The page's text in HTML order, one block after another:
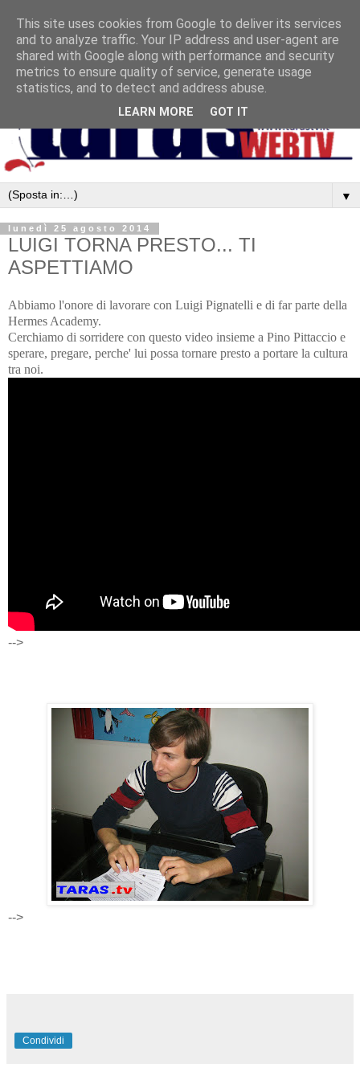
▼
lunedì 25 agosto 2014
LUIGI TORNA PRESTO... TI
ASPETTIAMO
Abbiamo l'onore di lavorare con Luigi Pignatelli e di far parte della
Hermes Academy.
Cerchiamo di sorridere con questo video insieme a Pino Pittaccio e
sperare, pregare, perche' lui possa tornare presto a portare la cultura
tra noi.
-->
-->
Condividi
This site uses cookies from Google to deliver its services
and to analyze traffic. Your IP address and user-agent are
shared with Google along with performance and security
metrics to ensure quality of service, generate usage
statistics, and to detect and address abuse.
LEARN MORE GOT IT